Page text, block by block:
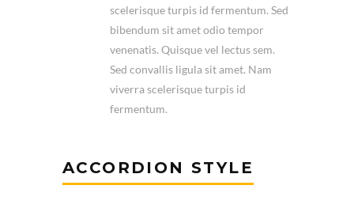
scelerisque turpis id fermentum. Sed
bibendum sit amet odio tempor
venenatis. Quisque vel lectus sem.
Sed convallis ligula sit amet. Nam
viverra scelerisque turpis id
fermentum.
ACCORDION STYLE